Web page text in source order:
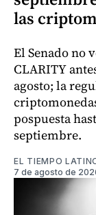
las
El Senado no
CLARITY
agosto; la
pospuesta
septiembre.
EL TIEMPO
7 de agosto de